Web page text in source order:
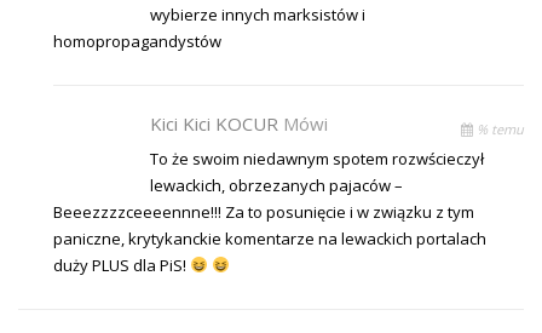
wybierze innych marksistów i
homopropagandystów
Kici Kici KOCUR Mówi % temu
To że swoim niedawnym spotem rozwścieczył
lewackich, obrzezanych pajaców –
Beeezzzzceeeennne!!! Za to posunięcie i w związku z tym
paniczne, krytykanckie komentarze na lewackich portalach
duży PLUS dla PiS!